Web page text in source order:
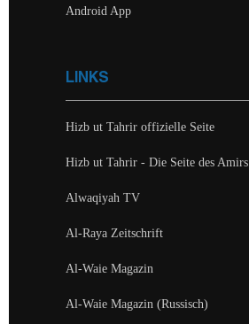
Android App
LINKS
Hizb ut Tahrir offizielle Seite
Hizb ut Tahrir - Die Seite des Amirs
Alwaqiyah TV
Al-Raya Zeitschrift
Al-Waie Magazin
Al-Waie Magazin (Russisch)